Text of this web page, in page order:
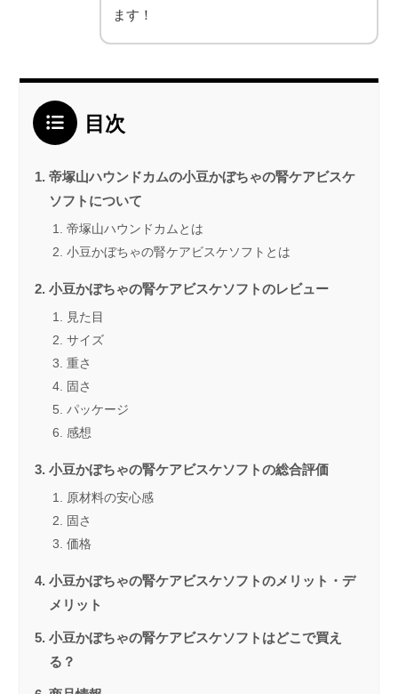
ます！
目次
帝塚山ハウンドカムの小豆かぼちゃの腎ケアビスケ
ソフトについて
帝塚山ハウンドカムとは
小豆かぼちゃの腎ケアビスケソフトとは
小豆かぼちゃの腎ケアビスケソフトのレビュー
見た目
サイズ
重さ
固さ
パッケージ
感想
小豆かぼちゃの腎ケアビスケソフトの総合評価
原材料の安心感
固さ
価格
小豆かぼちゃの腎ケアビスケソフトのメリット・デ
メリット
小豆かぼちゃの腎ケアビスケソフトはどこで買え
る？